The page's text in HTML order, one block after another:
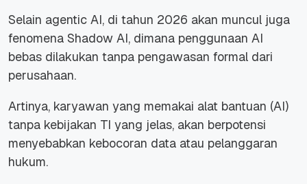
Selain agentic AI, di tahun 2026 akan muncul juga
fenomena Shadow AI, dimana penggunaan AI
bebas dilakukan tanpa pengawasan formal dari
perusahaan.
Artinya, karyawan yang memakai alat bantuan (AI)
tanpa kebijakan TI yang jelas, akan berpotensi
menyebabkan kebocoran data atau pelanggaran
hukum.